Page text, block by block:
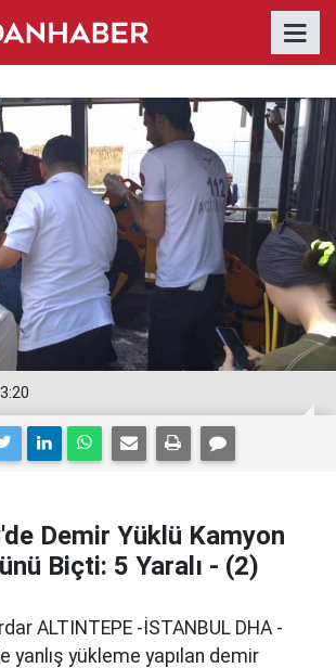
Demir Yüklü Kamyon
Biçti: 5 Yaralı - (2)
ALTINTEPE -İSTANBUL DHA -
yanlış yükleme yapılan demir